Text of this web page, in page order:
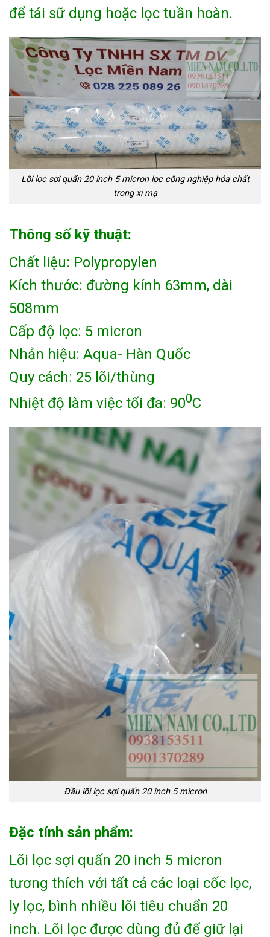
để tái sữ dụng hoặc lọc tuần hoàn.
Lõi lọc sợi quấn 20 inch 5 micron lọc công nghiệp hóa chất
trong xi mạ
Thông số kỹ thuật:
Chất liệu: Polypropylen
Kích thước: đường kính 63mm, dài
508mm
Cấp độ lọc: 5 micron
Nhản hiệu: Aqua- Hàn Quốc
Quy cách: 25 lõi/thùng
Nhiệt độ làm việc tối đa: 900C
Đầu lõi lọc sợi quấn 20 inch 5 micron
Đặc tính sản phẩm:
Lõi lọc sợi quấn 20 inch 5 micron
tương thích với tất cả các loại cốc lọc,
ly lọc, bình nhiều lõi tiêu chuẩn 20
inch. Lõi lọc được dùng đủ để giữ lại